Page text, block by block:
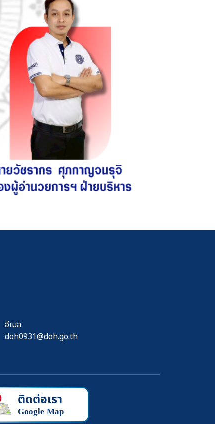
อีเมล
doh0931@doh.go.th